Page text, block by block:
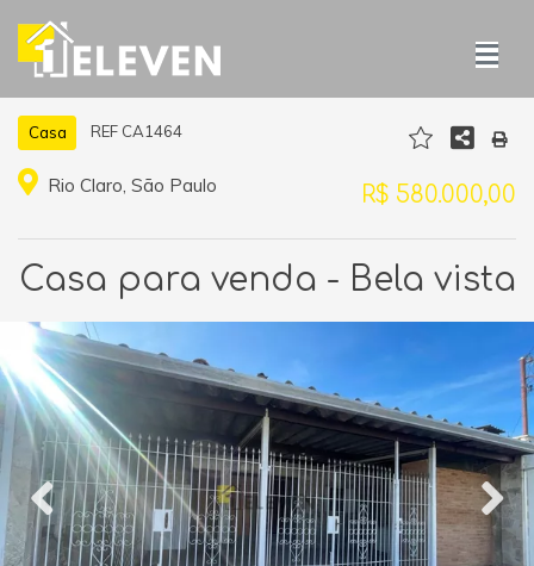
Casa REF CA1464
Rio Claro, São Paulo R$ 580.000,00
Casa para venda - Bela vista